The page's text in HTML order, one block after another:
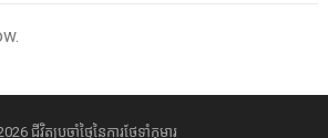
ជីវិតប្រចាំថ្ងៃនៃការថែទាំកុមារ